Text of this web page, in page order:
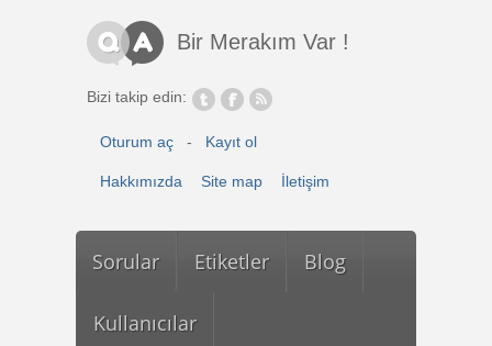
Bir Merakım Var !
Bizi takip edin:
Oturum aç - Kayıt ol
Hakkımızda Site map İletişim
Sorular Etiketler Blog
Kullanıcılar